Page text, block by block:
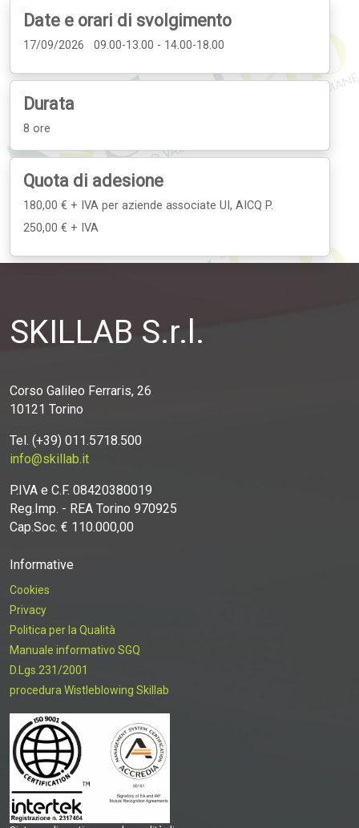
Date e orari di svolgimento
17/09/2026 09.00-13.00 - 14.00-18.00
Durata
8 ore
Quota di adesione
180,00 € + IVA per aziende associate UI, AICQ P.
250,00 € + IVA
SKILLAB S.r.l.
Corso Galileo Ferraris, 26
10121 Torino
Tel. (+39) 011.5718.500
info@skillab.it
P.IVA e C.F. 08420380019
Reg.Imp. - REA Torino 970925
Cap.Soc. € 110.000,00
Informative
Cookies
Privacy
Politica per la Qualità
Manuale informativo SGQ
D.Lgs.231/2001
procedura Wistleblowing Skillab